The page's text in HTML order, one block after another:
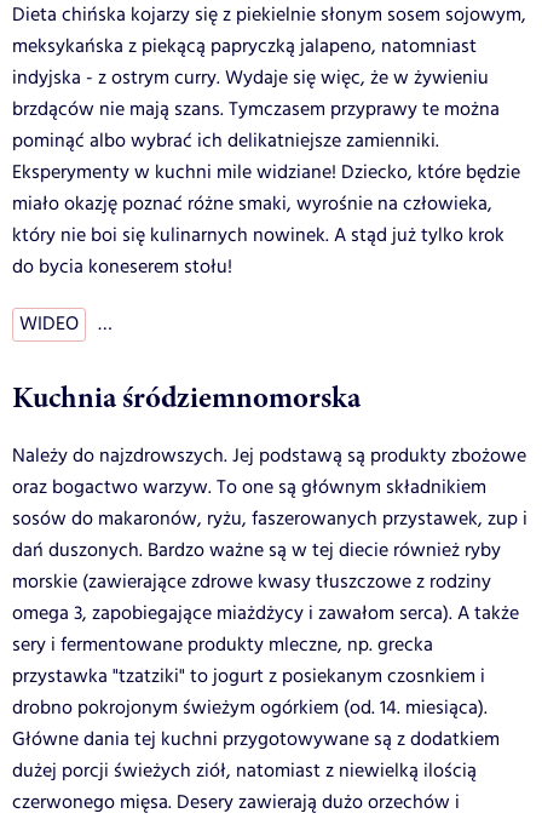
Dieta chińska kojarzy się z piekielnie słonym sosem sojowym,
meksykańska z piekącą papryczką jalapeno, natomniast
indyjska - z ostrym curry. Wydaje się więc, że w żywieniu
brzdąców nie mają szans. Tymczasem przyprawy te można
pominąć albo wybrać ich delikatniejsze zamienniki.
Eksperymenty w kuchni mile widziane! Dziecko, które będzie
miało okazję poznać różne smaki, wyrośnie na człowieka,
który nie boi się kulinarnych nowinek. A stąd już tylko krok
do bycia koneserem stołu!
WIDEO …
Kuchnia śródziemnomorska
Należy do najzdrowszych. Jej podstawą są produkty zbożowe
oraz bogactwo warzyw. To one są głównym składnikiem
sosów do makaronów, ryżu, faszerowanych przystawek, zup i
dań duszonych. Bardzo ważne są w tej diecie również ryby
morskie (zawierające zdrowe kwasy tłuszczowe z rodziny
omega 3, zapobiegające miażdżycy i zawałom serca). A także
sery i fermentowane produkty mleczne, np. grecka
przystawka "tzatziki" to jogurt z posiekanym czosnkiem i
drobno pokrojonym świeżym ogórkiem (od. 14. miesiąca).
Główne dania tej kuchni przygotowywane są z dodatkiem
dużej porcji świeżych ziół, natomiast z niewielką ilością
czerwonego mięsa. Desery zawierają dużo orzechów i